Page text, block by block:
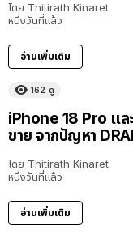
โดย Thitirath Kinaret
หนึ่งวันที่แล้ว
อ่านเพิ่มเติม
162 ดู
iPhone 18 Pro แล
ขาย จากปัญหา
โดย Thitirath Kinaret
หนึ่งวันที่แล้ว
อ่านเพิ่มเติม